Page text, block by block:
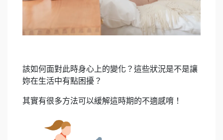
該如何面對此時身心上的變化？這些狀況是不是讓
妳在生活中有點困擾？
其實有很多方法可以緩解這時期的不適感唷！